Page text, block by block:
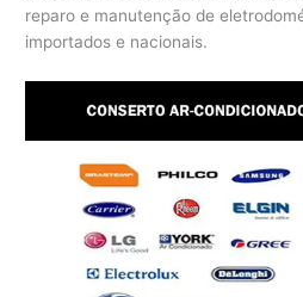
reparo e manutenção de
importados e nacionais.